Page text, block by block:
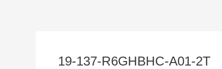
19-137-R6GHBHC-A01-2T